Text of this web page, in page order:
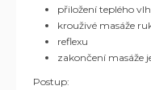
přiložení teplého
krouživé masáže
reflexu
zakončení masáže
Postup: